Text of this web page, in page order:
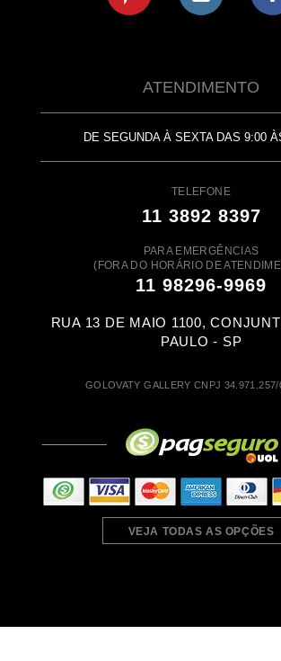
ATENDIMENTO
DE SEGUNDA À SEXTA DAS 9:00
TELEFONE
11 3892 8397
PARA EMERGÊNCIAS
(FORA DO HORÁRIO DE
11 98296-9969
RUA 13 DE MAIO 1100,
PAULO - SP
GOLOVATY GALLERY CNPJ
VEJA TODAS AS OPÇÕES